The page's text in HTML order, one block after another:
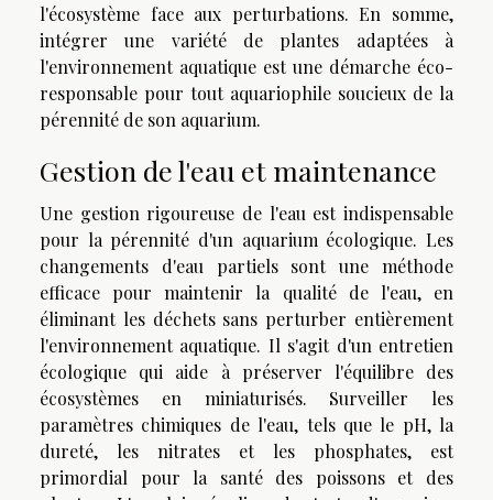
l'écosystème face aux perturbations. En somme,
intégrer une variété de plantes adaptées à
l'environnement aquatique est une démarche éco-
responsable pour tout aquariophile soucieux de la
pérennité de son aquarium.
Gestion de l'eau et maintenance
Une gestion rigoureuse de l'eau est indispensable
pour la pérennité d'un aquarium écologique. Les
changements d'eau partiels sont une méthode
efficace pour maintenir la qualité de l'eau, en
éliminant les déchets sans perturber entièrement
l'environnement aquatique. Il s'agit d'un entretien
écologique qui aide à préserver l'équilibre des
écosystèmes en miniaturisés. Surveiller les
paramètres chimiques de l'eau, tels que le pH, la
dureté, les nitrates et les phosphates, est
primordial pour la santé des poissons et des